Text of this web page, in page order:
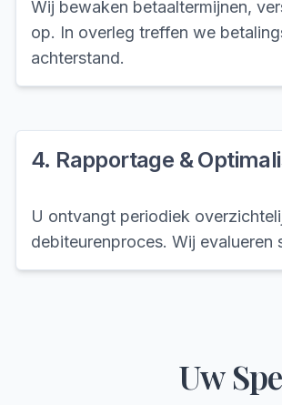
Wij bewaken betaaltermijnen,
op. In overleg treffen we
achterstand.
4. Rapportage &
U ontvangt periodiek
debiteurenproces. Wij evalueren
Uw